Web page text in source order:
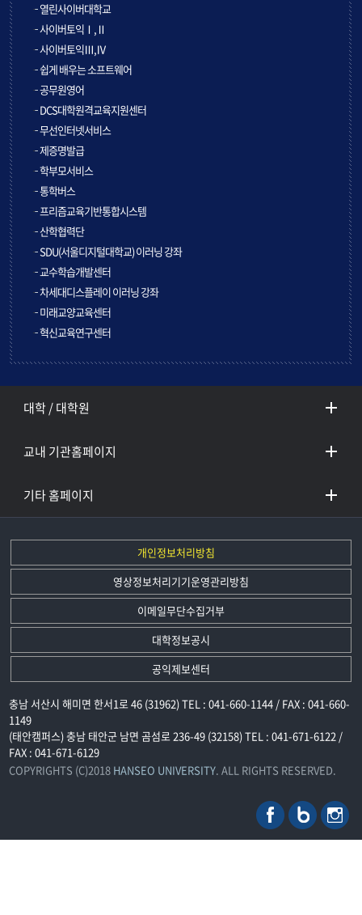
열린사이버대학교
사이버토익Ⅰ,Ⅱ
사이버토익Ⅲ,Ⅳ
쉽게 배우는 소프트웨어
공무원영어
DCS대학원격교육지원센터
무선인터넷서비스
제증명발급
학부모서비스
통학버스
프리즘교육기반통합시스템
산학협력단
SDU(서울디지털대학교) 이러닝 강좌
교수학습개발센터
차세대디스플레이 이러닝 강좌
미래교양교육센터
혁신교육연구센터
대학 / 대학원
교내 기관홈페이지
기타 홈페이지
개인정보처리방침
영상정보처리기기운영관리방침
이메일무단수집거부
대학정보공시
공익제보센터
충남 서산시 해미면 한서1로 46 (31962) TEL : 041-660-1144 / FAX : 041-660-
1149
(태안캠퍼스) 충남 태안군 남면 곰섬로 236-49 (32158) TEL : 041-671-6122 /
FAX : 041-671-6129
COPYRIGHTS (C)2018 HANSEO UNIVERSITY. ALL RIGHTS RESERVED.